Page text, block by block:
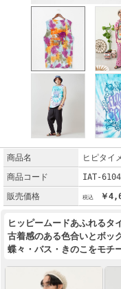
商品名
ヒピタイ
商品コード
IAT-
販売価格
￥
ヒッピームードあふれるタ
古着感のある色合いとボッ
蝶々・バス・きのこをモチ